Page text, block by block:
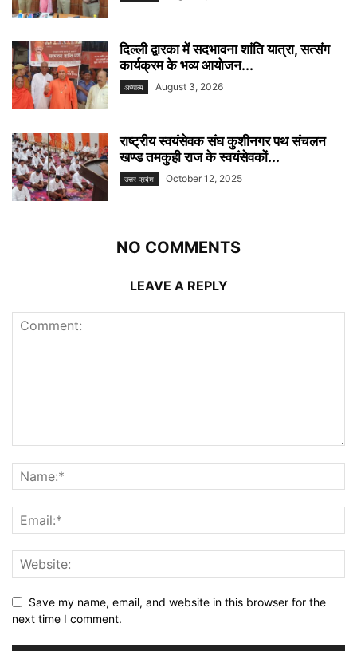
दिल्ली द्वारका में सदभावना शांति यात्रा, सत्संग
कार्यक्रम के भव्य आयोजन...
अध्यात्म August 3, 2026
राष्ट्रीय स्वयंसेवक संघ कुशीनगर पथ संचलन
खण्ड तमकुही राज के स्वयंसेवकों...
उत्तर प्रदेश October 12, 2025
NO COMMENTS
LEAVE A REPLY
Save my name, email, and website in this browser for the
next time I comment.